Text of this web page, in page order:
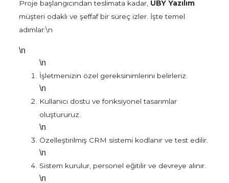
Proje başlangıcından teslimata kadar, UBY Yazılım
müşteri odaklı ve şeffaf bir süreç izler. İşte temel
adımlar:\n
\n
\n
İşletmenizin özel gereksinimlerini belirleriz.
\n
Kullanıcı dostu ve fonksiyonel tasarımlar
oluştururuz.
\n
Özelleştirilmiş CRM sistemi kodlanır ve test edilir.
\n
Sistem kurulur, personel eğitilir ve devreye alınır.
\n